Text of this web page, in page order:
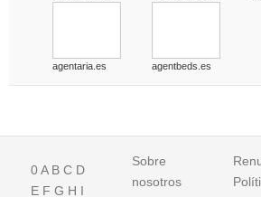
agentaria.es agentbeds.es
0A B C D
E F G H I
Sobre
nosotros